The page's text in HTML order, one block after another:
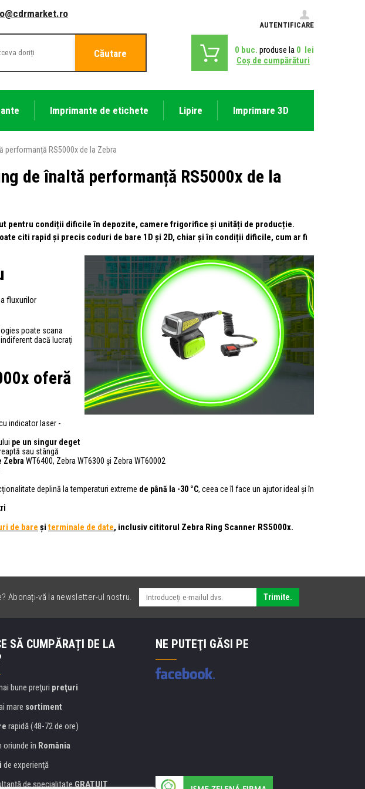
AUTENTIFICARE
Căutare 0 buc. produse la 0 lei
Coş de cumpărături
Imprimante de etichete Lipire Imprimare 3D
performanță RS5000x de la Zebra
de înaltă performanță RS5000x de la
pentru condiții dificile în depozite, camere frigorifice și unități de producție.
citi rapid și precis coduri de bare 1D și 2D, chiar și în condiții dificile, cum ar fi
fluxurilor
poate scana
dacă lucrați
oferă
indicator laser -
pe un singur deget
sau stângă
Zebra WT6400, Zebra WT6300 și Zebra WT60002
deplină la temperaturi extreme de până la -30 °C, ceea ce îl face un ajutor ideal și în
de bare și terminale de date, inclusiv cititorul Zebra Ring Scanner RS5000x.
Abonați-vă la newsletter-ul nostru. Trimite.
SĂ CUMPĂRAȚI DE LA
bune preţuri preţuri
mare sortiment
rapidă (48-72 de ore)
oriunde în România
de experienţă
de specialitateGRATUIT
NE PUTEŢI GĂSI PE